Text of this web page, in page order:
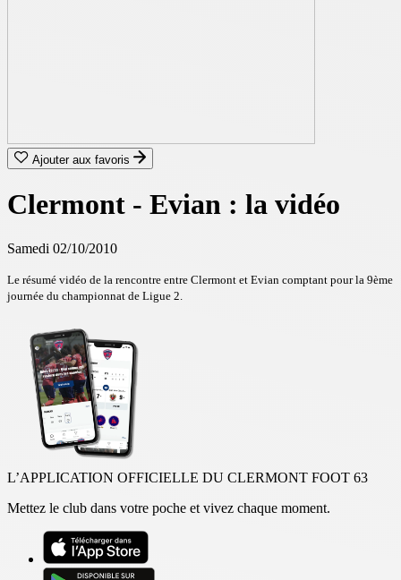
Ajouter aux favoris
Clermont - Evian : la vidéo
Samedi 02/10/2010
Le résumé vidéo de la rencontre entre Clermont et Evian comptant pour la 9ème
journée du championnat de Ligue 2.
L’APPLICATION OFFICIELLE DU CLERMONT FOOT 63
Mettez le club dans votre poche et vivez chaque moment.